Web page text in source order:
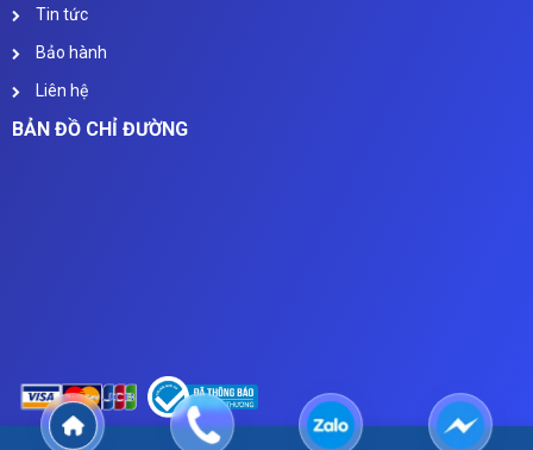
Tin tức
Bảo hành
Liên hệ
BẢN ĐỒ CHỈ ĐƯỜNG